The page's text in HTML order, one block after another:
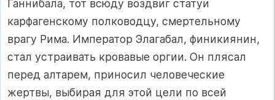
Ганнибала, тот всюду воздвиг статуи
карфагенскому полководцу, смертельному
врагу Рима. Император Элагабал, финикиянин,
стал устраивать кровавые оргии. Он плясал
перед алтарем, приносил человеческие
жертвы, выбирая для этой цели по всей